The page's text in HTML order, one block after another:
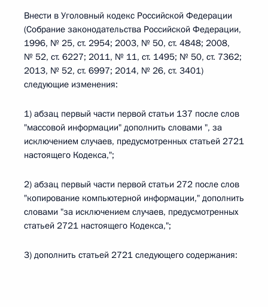
Внести в Уголовный кодекс Российской Федерации
(Собрание законодательства Российской Федерации,
1996, № 25, ст. 2954; 2003, № 50, ст. 4848; 2008,
№ 52, ст. 6227; 2011, № 11, ст. 1495; № 50, ст. 7362;
2013, № 52, ст. 6997; 2014, № 26, ст. 3401)
следующие изменения:
1) абзац первый части первой статьи 137 после слов
"массовой информации" дополнить словами ", за
исключением случаев, предусмотренных статьей 2721
настоящего Кодекса,";
2) абзац первый части первой статьи 272 после слов
"копирование компьютерной информации," дополнить
словами "за исключением случаев, предусмотренных
статьей 2721 настоящего Кодекса,";
3) дополнить статьей 2721 следующего содержания: